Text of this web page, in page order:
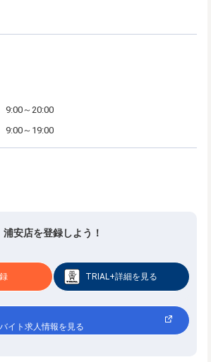
9:00～20:00
9:00～19:00
浦安店を登録しよう！
TRIAL+詳細を見る
イト求人情報を見る